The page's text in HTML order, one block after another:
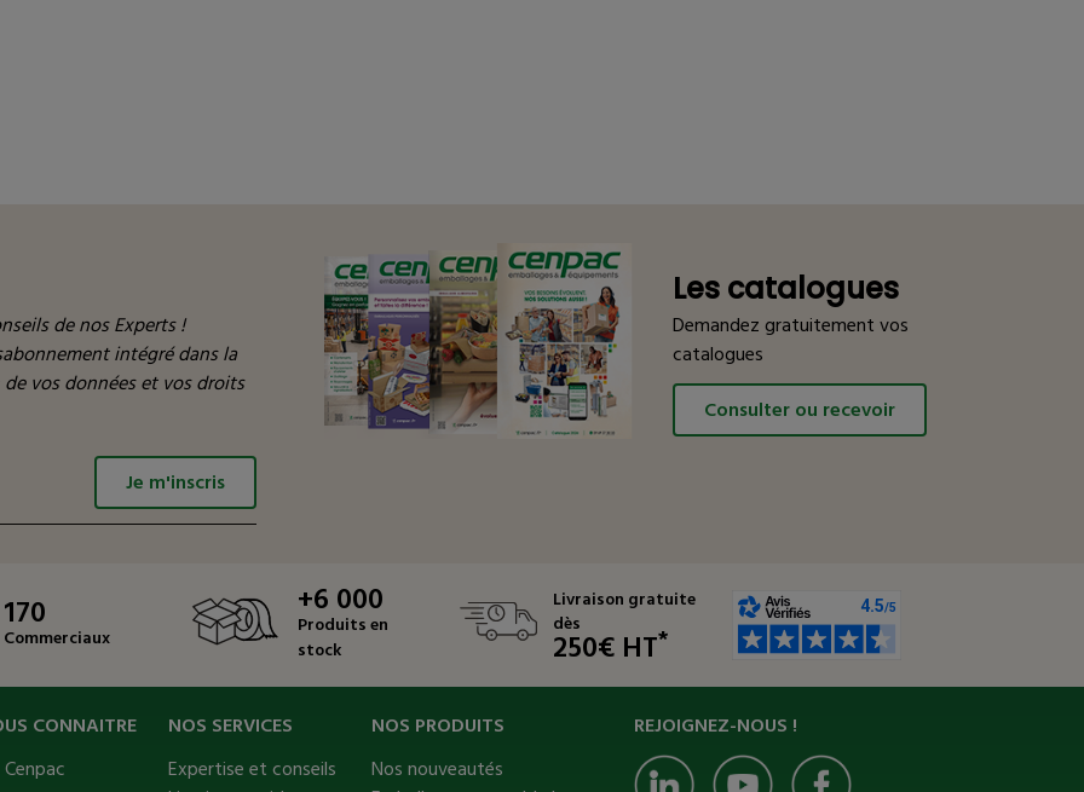
de nos Experts !
intégré dans la
vos données et vos droits
Je m'inscris
Les catalogues
Demandez gratuitement vos
catalogues
Consulter ou recevoir
170
Commerciaux
+6 000
Produits en
stock
Livraison gratuite
dès
250€ HT*
CONNAITRE
NOS SERVICES
Expertise et conseils
NOS PRODUITS
Nos nouveautés
REJOIGNEZ-NOUS !